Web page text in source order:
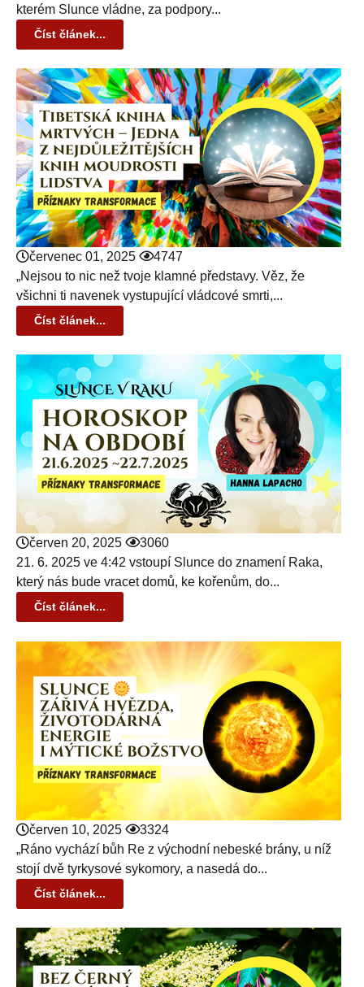
kterém Slunce vládne, za podpory...
Číst článek...
červenec 01, 2025
4747
„Nejsou to nic než tvoje klamné představy. Věz, že
všichni ti navenek vystupující vládcové smrti,...
Číst článek...
červen 20, 2025
3060
21. 6. 2025 ve 4:42 vstoupí Slunce do znamení Raka,
který nás bude vracet domů, ke kořenům, do...
Číst článek...
červen 10, 2025
3324
„Ráno vychází bůh Re z východní nebeské brány, u níž
stojí dvě tyrkysové sykomory, a nasedá do...
Číst článek...